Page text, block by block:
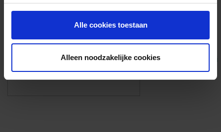
Alle cookies toestaan
Alleen noodzakelijke cookies
Foto’s ({{photos.length}})
Eigen foto’s